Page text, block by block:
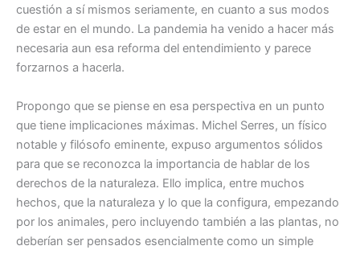
cuestión a sí mismos seriamente, en cuanto a sus modos
de estar en el mundo. La pandemia ha venido a hacer más
necesaria aun esa reforma del entendimiento y parece
forzarnos a hacerla.
Propongo que se piense en esa perspectiva en un punto
que tiene implicaciones máximas. Michel Serres, un físico
notable y filósofo eminente, expuso argumentos sólidos
para que se reconozca la importancia de hablar de los
derechos de la naturaleza. Ello implica, entre muchos
hechos, que la naturaleza y lo que la configura, empezando
por los animales, pero incluyendo también a las plantas, no
deberían ser pensados esencialmente como un simple